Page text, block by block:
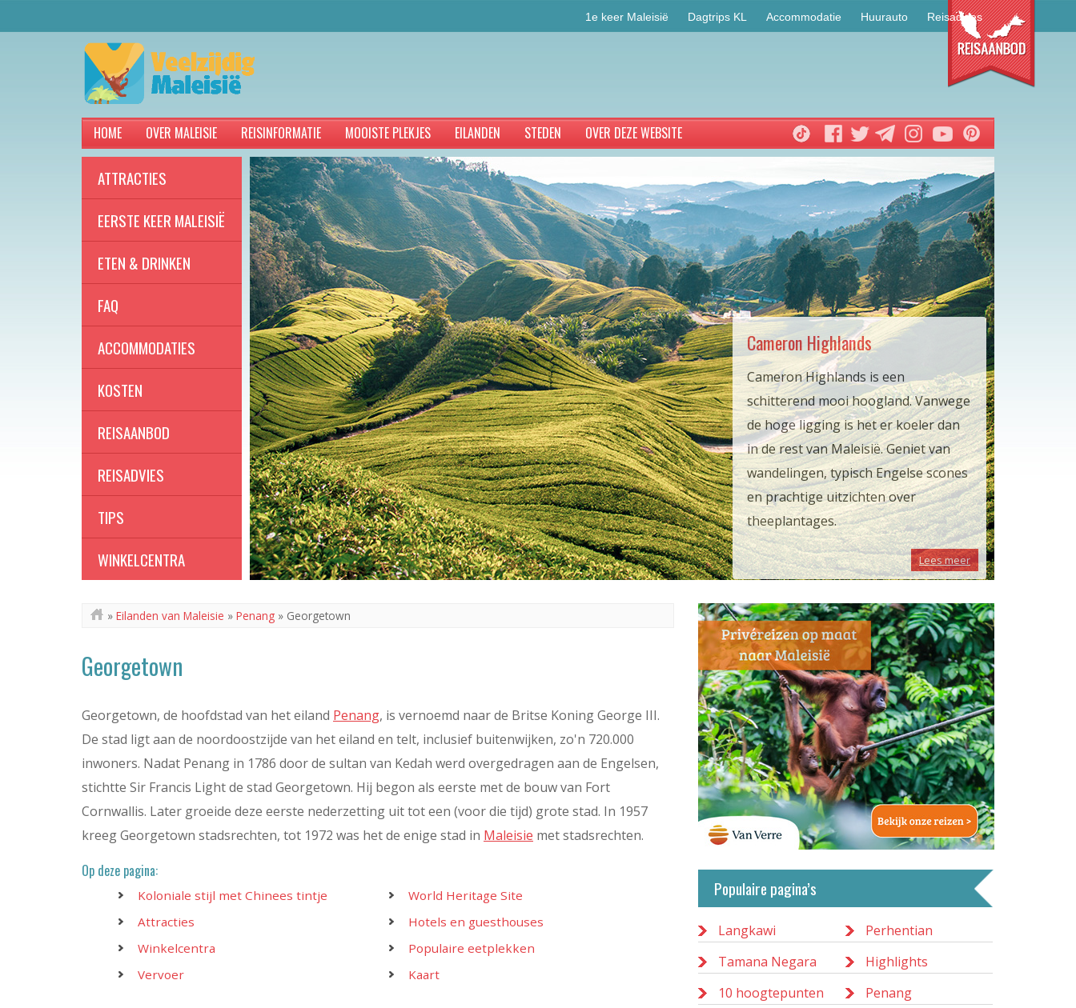
1e keer Maleisië Dagtrips KL Accommodatie Huurauto Reisadvies
HOME OVER MALEISIE REISINFORMATIE MOOISTE PLEKJES EILANDEN STEDEN OVER DEZE WEBSITE
ATTRACTIES
EERSTE KEER MALEISIË
ETEN & DRINKEN
FAQ
ACCOMMODATIES
KOSTEN
REISAANBOD
REISADVIES
TIPS
WINKELCENTRA
Cameron Highlands
Cameron Highlands is een
schitterend mooi hoogland. Vanwege
de hoge ligging is het er koeler dan
in de rest van Maleisië. Geniet van
wandelingen, typisch Engelse scones
en prachtige uitzichten over
theeplantages.
Lees meer
Perhentian
Perhentian bestaat uit een groot en
een kleiner eiland. Beide
bountyeilanden bieden een
fantastische duik- en
snorkelfaciliteiten. Er heerst een
relaxte sfeer en er zijn leuke resorts,
duikscholen.
» Eilanden van Maleisie » Penang » Georgetown
Georgetown
Georgetown, de hoofdstad van het eiland Penang, is vernoemd naar de Britse Koning George III.
De stad ligt aan de noordoostzijde van het eiland en telt, inclusief buitenwijken, zo'n 720.000
inwoners. Nadat Penang in 1786 door de sultan van Kedah werd overgedragen aan de Engelsen,
stichtte Sir Francis Light de stad Georgetown. Hij begon als eerste met de bouw van Fort
Cornwallis. Later groeide deze eerste nederzetting uit tot een (voor die tijd) grote stad. In 1957
kreeg Georgetown stadsrechten, tot 1972 was het de enige stad in Maleisie met stadsrechten.
Op deze pagina:
Koloniale stijl met Chinees tintje
World Heritage Site
Attracties
Hotels en guesthouses
Winkelcentra
Populaire eetplekken
Vervoer
Kaart
Populaire pagina’s
Langkawi
Perhentian
Tamana Negara
Highlights
10 hoogtepunten
Penang